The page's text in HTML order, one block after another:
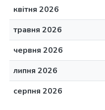
квітня 2026
травня 2026
червня 2026
липня 2026
серпня 2026